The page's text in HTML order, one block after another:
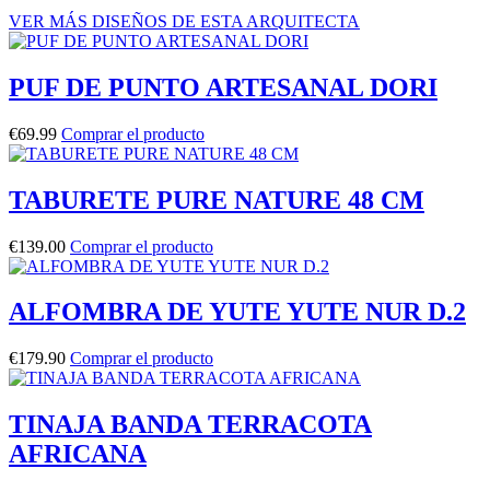
VER MÁS DISEÑOS DE ESTA ARQUITECTA
PUF DE PUNTO ARTESANAL DORI
€69.99 Comprar el producto
TABURETE PURE NATURE 48 CM
€139.00 Comprar el producto
ALFOMBRA DE YUTE YUTE NUR D.2
€179.90 Comprar el producto
TINAJA BANDA TERRACOTA
AFRICANA